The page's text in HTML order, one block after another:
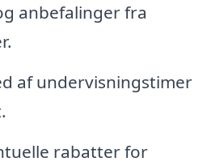
anbefalinger fra
af undervisningstimer
rabatter for